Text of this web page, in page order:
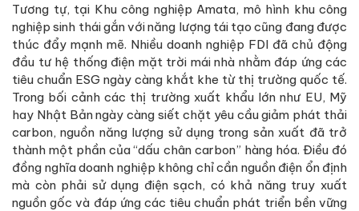
Tương tự, tại Khu công nghiệp Amata, mô hình khu công
nghiệp sinh thái gắn với năng lượng tái tạo cũng đang được
thúc đẩy mạnh mẽ. Nhiều doanh nghiệp FDI đã chủ động
đầu tư hệ thống điện mặt trời mái nhà nhằm đáp ứng các
tiêu chuẩn ESG ngày càng khắt khe từ thị trường quốc tế.
Trong bối cảnh các thị trường xuất khẩu lớn như EU, Mỹ
hay Nhật Bản ngày càng siết chặt yêu cầu giảm phát thải
carbon, nguồn năng lượng sử dụng trong sản xuất đã trở
thành một phần của “dấu chân carbon” hàng hóa. Điều đó
đồng nghĩa doanh nghiệp không chỉ cần nguồn điện ổn định
mà còn phải sử dụng điện sạch, có khả năng truy xuất
nguồn gốc và đáp ứng các tiêu chuẩn phát triển bền vững